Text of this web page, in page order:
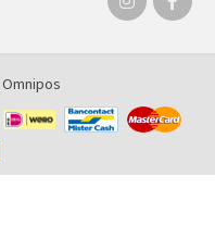
Omnipos